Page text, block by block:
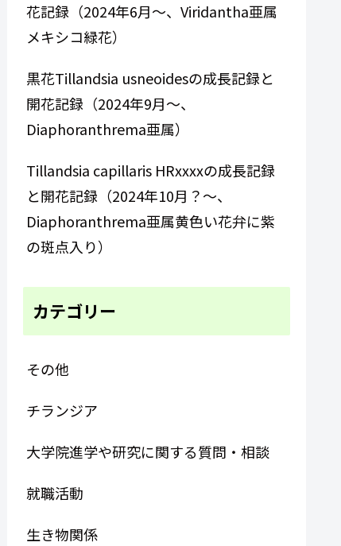
花記録（2024年6月～、Viridantha亜属
メキシコ緑花）
黒花Tillandsia usneoidesの成長記録と
開花記録（2024年9月～、
Diaphoranthrema亜属）
Tillandsia capillaris HRxxxxの成長記録
と開花記録（2024年10月？～、
Diaphoranthrema亜属黄色い花弁に紫
の斑点入り）
カテゴリー
その他
チランジア
大学院進学や研究に関する質問・相談
就職活動
生き物関係